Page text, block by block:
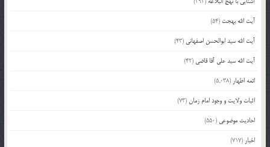
آیت الله بهجت (54)
آیت الله سید ابوالحسن اصفهانی (43)
آیت الله سید علی آقا قاضی (42)
ائمه اطهار (5,038)
اثبات ولایت و وجود امام زمان(73)
احادیث موضوعی (550)
اخبار (717)